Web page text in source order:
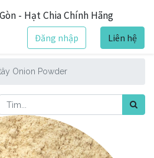
- Hạt Chia Chính Hãng
Đăng nhập Liên hệ
Onion Powder